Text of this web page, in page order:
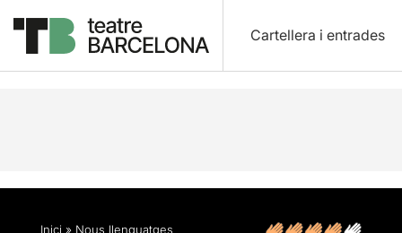
Cartellera i entrades
Descripció Fitxa artística Opinions
Inici » Nous llenguatges